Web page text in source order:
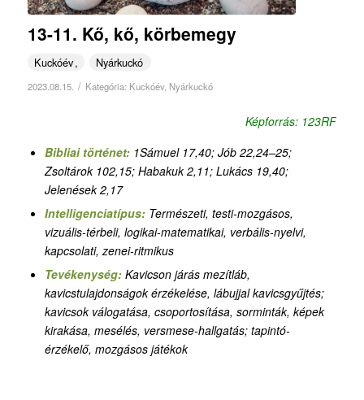
13-11. Kő, kő, körbemegy
Kuckóév Nyárkuckó
2023.08.15. / Kategória: Kuckóév, Nyárkuckó
Képforrás: 123RF
Bibliai történet:1Sámuel 17,40; Jób 22,24–25;
Zsoltárok 102,15; Habakuk 2,11; Lukács 19,40;
Jelenések 2,17
Intelligenciatípus: Természeti, testi-mozgásos,
vizuális-térbeli, logikai-matematikai, verbális-nyelvi,
kapcsolati, zenei-ritmikus
Tevékenység: Kavicson járás mezítláb,
kavicstulajdonságok érzékelése, lábujjal kavicsgyűjtés;
kavicsok válogatása, csoportosítása, sorminták, képek
kirakása, mesélés, versmese-hallgatás; tapintó-
érzékelő, mozgásos játékok